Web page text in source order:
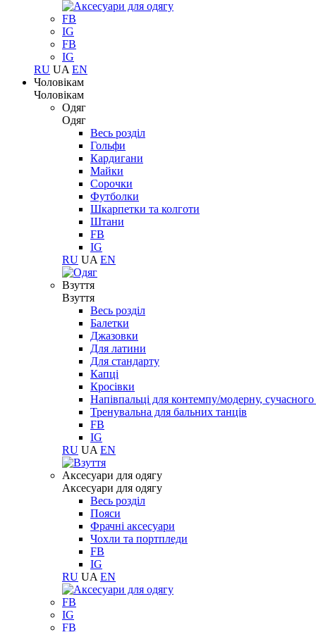
FB
IG
FB
IG
RU UA EN
Чоловікам
Чоловікам
Одяг
Одяг
Весь розділ
Гольфи
Кардигани
Майки
Сорочки
Футболки
Шкарпетки та колготи
Штани
FB
IG
RU UA EN
Взуття
Взуття
Весь розділ
Балетки
Джазовки
Для латини
Для стандарту
Капці
Кросівки
Напівпальці для контемпу/модерну,
Тренувальна для бальних танців
FB
IG
RU UA EN
Aксесуари для одягу
Aксесуари для одягу
Весь розділ
Пояси
Фрачні аксесуари
Чохли та портпледи
FB
IG
RU UA EN
FB
IG
FB